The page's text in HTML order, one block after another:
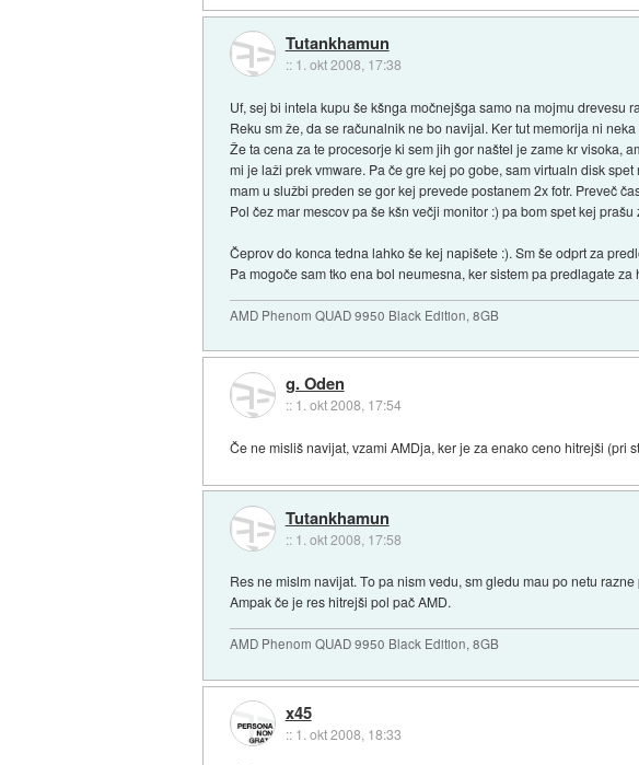
Tutankhamun
:: 1. okt 2008, 17:38
Uf, sej bi intela kupu še kšnga močnejšga samo na mojmu drevesu
Reku sm že, da se računalnik ne bo navijal. Ker tut memorija ni
Že ta cena za te procesorje ki sem jih gor naštel je zame kr visoka,
mi je laži prek vmware. Pa če gre kej po gobe, sam virtualn disk
mam u službi preden se gor kej prevede postanem 2x fotr. Preveč
Pol čez mar mescov pa še kšn večji monitor :) pa bom spet kej
Čeprov do konca tedna lahko še kej napišete :). Sm še odprt za
Pa mogoče sam tko ena bol neumesna, ker sistem pa predlagate za
AMD Phenom QUAD 9950 Black Edition, 8GB
g. Oden
:: 1. okt 2008, 17:54
Če ne misliš navijat, vzami AMDja, ker je za enako ceno hitrejši (pri
Tutankhamun
:: 1. okt 2008, 17:58
Res ne mislm navijat. To pa nism vedu, sm gledu mau po netu
Ampak če je res hitrejši pol pač AMD.
AMD Phenom QUAD 9950 Black Edition, 8GB
x45
:: 1. okt 2008, 18:33